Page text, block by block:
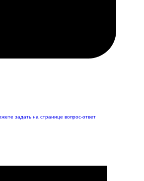
задать на странице вопрос-ответ